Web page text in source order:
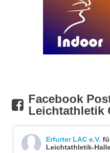
Facebook
Leichtathletik
Erfurter LAC e.V.
Leichtathletik-